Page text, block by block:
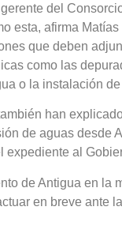
del
esta, afirma
que deben
como las
o la instalación
han
de aguas desde
al
de Antigua en la
en breve ante